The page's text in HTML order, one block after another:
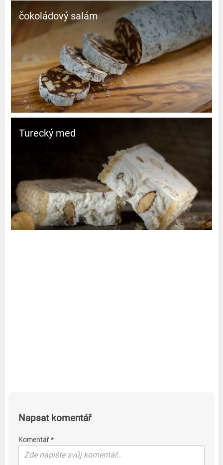
čokoládový salám
Turecký med
Napsat komentář
Komentář *